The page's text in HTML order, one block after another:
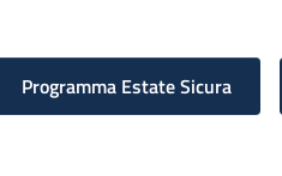
Programma Estate Sicura